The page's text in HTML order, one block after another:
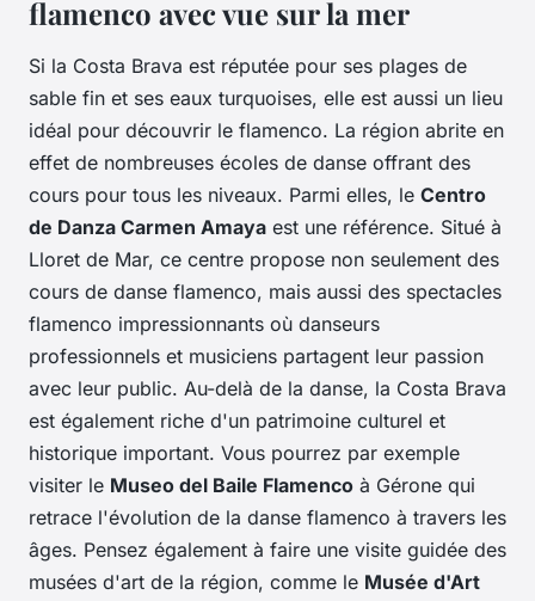
flamenco avec vue sur la mer
Si la Costa Brava est réputée pour ses plages de
sable fin et ses eaux turquoises, elle est aussi un lieu
idéal pour découvrir le flamenco. La région abrite en
effet de nombreuses écoles de danse offrant des
cours pour tous les niveaux. Parmi elles, le Centro
de Danza Carmen Amaya est une référence. Situé à
Lloret de Mar, ce centre propose non seulement des
cours de danse flamenco, mais aussi des spectacles
flamenco impressionnants où danseurs
professionnels et musiciens partagent leur passion
avec leur public. Au-delà de la danse, la Costa Brava
est également riche d'un patrimoine culturel et
historique important. Vous pourrez par exemple
visiter le Museo del Baile Flamenco à Gérone qui
retrace l'évolution de la danse flamenco à travers les
âges. Pensez également à faire une visite guidée des
musées d'art de la région, comme le Musée d'Art